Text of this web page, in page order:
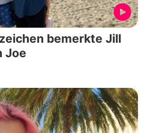
bemerkte Jill
Joe